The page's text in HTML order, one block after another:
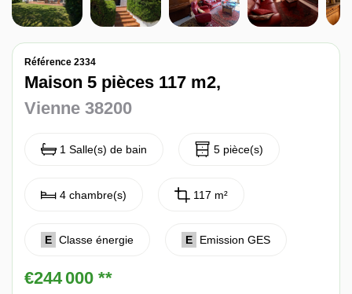
Référence 2334
Maison 5 pièces 117 m2,
Vienne 38200
1 Salle(s) de bain 5 pièce(s)
4 chambre(s) 117 m²
E Classe énergie E Emission GES
€244 000 **